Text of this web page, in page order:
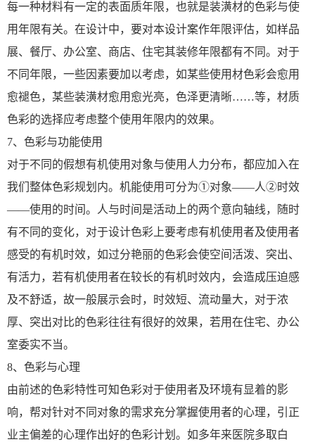
每一种材料有一定的表面质年限，也就是装潢材的色彩与使
用年限有关。在设计中，要对本设计案作年限评估，如样品
展、餐厅、办公室、商店、住宅其装修年限都有不同。对于
不同年限，一些因素要加以考虑，如某些使用材色彩会愈用
愈褪色，某些装潢材愈用愈光亮，色泽更清晰……等，材质
色彩的选择应考虑整个使用年限内的效果。
7、色彩与功能使用
对于不同的假想有机使用对象与使用人力分布，都应加入在
我们整体色彩规划内。机能使用可分为①对象——人②时效
——使用的时间。人与时间是活动上的两个意向轴线，随时
有不同的变化，对于设计色彩上要考虑有机使用者及使用者
感受的有机时效，如过分艳丽的色彩会使空间活泼、突出、
有活力，若有机使用者在较长的有机时效内，会造成压迫感
及不舒适，故一般展示会时，时效短、流动量大，对于浓
厚、突出对比的色彩往往有很好的效果，若用在住宅、办公
室委实不当。
8、色彩与心理
由前述的色彩特性可知色彩对于使用者及环境有显着的影
响，帮对针对不同对象的需求充分掌握使用者的心理，引正
业主偏差的心理作出好的色彩计划。如多年来医院多取白